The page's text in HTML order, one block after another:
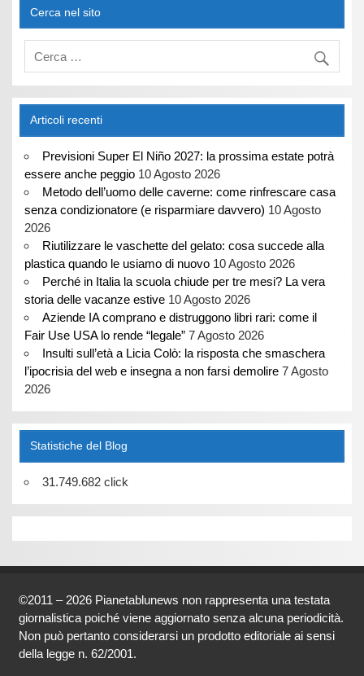
Cerca nel sito
Articoli recenti
Previsioni Super El Niño 2027: la prossima estate potrà
essere anche peggio 10 Agosto 2026
Metodo dell’uomo delle caverne: come rinfrescare casa
senza condizionatore (e risparmiare davvero) 10 Agosto
2026
Riutilizzare le vaschette del gelato: cosa succede alla
plastica quando le usiamo di nuovo 10 Agosto 2026
Perché in Italia la scuola chiude per tre mesi? La vera
storia delle vacanze estive 10 Agosto 2026
Aziende IA comprano e distruggono libri rari: come il
Fair Use USA lo rende “legale” 7 Agosto 2026
Insulti sull’età a Licia Colò: la risposta che smaschera
l’ipocrisia del web e insegna a non farsi demolire 7 Agosto
2026
Statistiche del Blog
31.749.682 click
©2011 – 2026 Pianetablunews non rappresenta una testata
giornalistica poiché viene aggiornato senza alcuna periodicità.
Non può pertanto considerarsi un prodotto editoriale ai sensi
della legge n. 62/2001.